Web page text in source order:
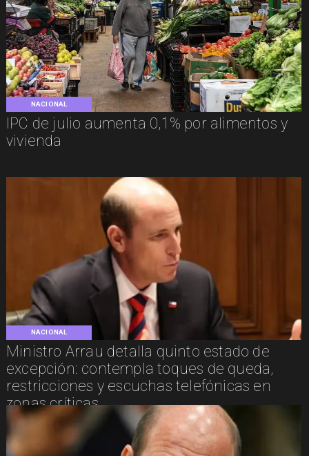
NACIONAL
IPC de julio aumenta 0,1% por alimentos y
vivienda
NACIONAL
Ministro Arrau detalla quinto estado de
excepción: contempla toques de queda,
restricciones y escuchas telefónicas en
zonas críticas